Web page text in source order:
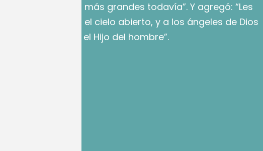
crees. Verás cosas más grandes todavía”. Y agregó: “Les
aseguro que verán el cielo abierto, y a los ángeles de Dios
subir y bajar sobre el Hijo del hombre”.